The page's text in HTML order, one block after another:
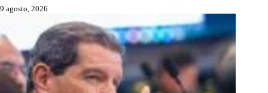
9 agosto, 2026